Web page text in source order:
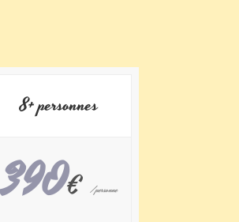
8+ personnes
390€ /personne